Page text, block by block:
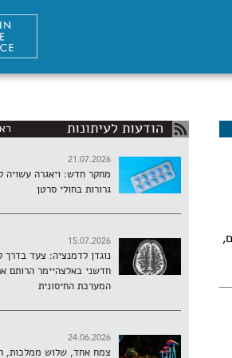
הודעות לעיתונות
21.07.2026
מחקר חדש: ויאגרה עשויה
גרורות בחולי סרטן
15.07.2026
נוגדן לדמנציה: צעד בדרך
חדשני באלצהיימר הרותם
המערכת החיסונית
24.06.2026
צמח אחד, שלוש ממלכות,